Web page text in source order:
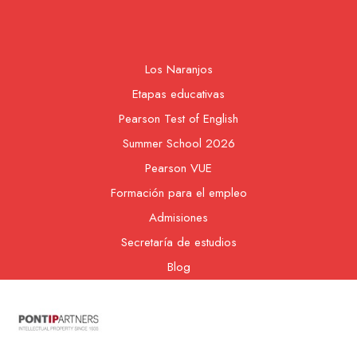
Los Naranjos
Etapas educativas
Pearson Test of English
Summer School 2026
Pearson VUE
Formación para el empleo
Admisiones
Secretaría de estudios
Blog